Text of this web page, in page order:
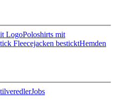
LogoPoloshirts mit
Fleecejacken besticktHemden
Jobs